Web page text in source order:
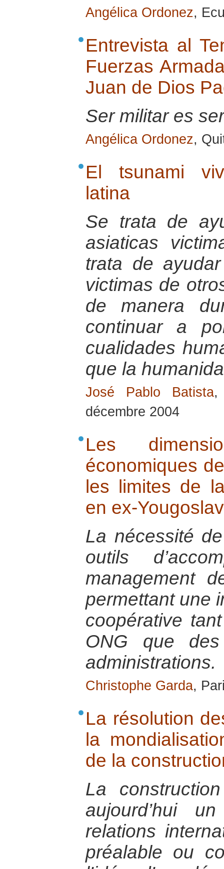
Angélica Ordonez,
Entrevista al
Fuerzas
Juan de Dios
Ser militar es
Angélica Ordonez,
El tsunami
latina
Se trata de
asiaticas
trata de
victimas de
de manera
continuar a
cualidades
que la
José Pablo Batista,
décembre 2004
Les
économiques
les limites de
en ex-
La nécessité
outils
management
permettant une
coopérative
ONG que
administrations.
Christophe Garda,
La résolution
la
de la
La
aujourd’hui
relations
préalable ou